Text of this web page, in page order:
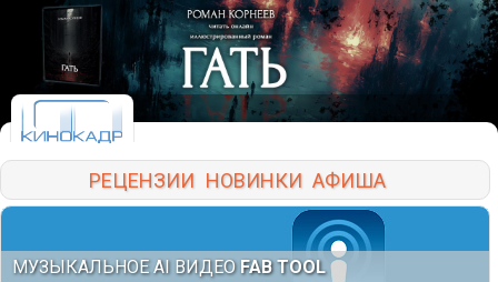
РЕЦЕНЗИИ НОВИНКИ АФИША
МУЗЫКАЛЬНОЕ AI ВИДЕО FAB TOOL